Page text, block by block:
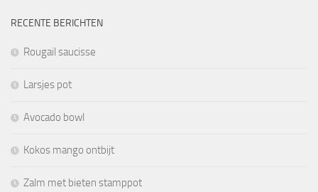
RECENTE BERICHTEN
Rougail saucisse
Larsjes pot
Avocado bowl
Kokos mango ontbijt
Zalm met bieten stamppot